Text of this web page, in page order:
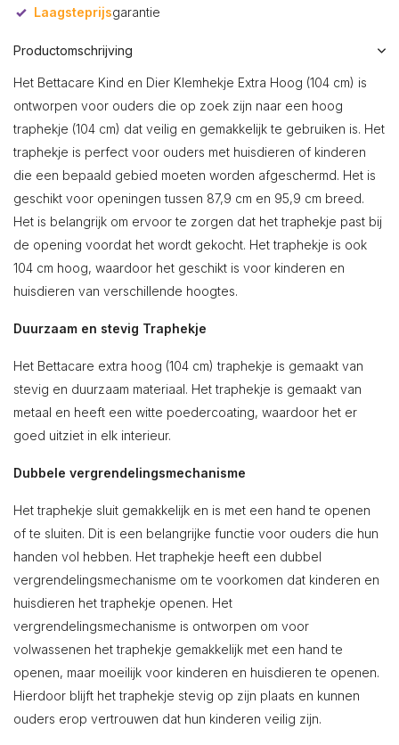
Laagsteprijsgarantie
Productomschrijving
Het Bettacare Kind en Dier Klemhekje Extra Hoog (104 cm) is
ontworpen voor ouders die op zoek zijn naar een hoog
traphekje (104 cm) dat veilig en gemakkelijk te gebruiken is. Het
traphekje is perfect voor ouders met huisdieren of kinderen
die een bepaald gebied moeten worden afgeschermd. Het is
geschikt voor openingen tussen 87,9 cm en 95,9 cm breed.
Het is belangrijk om ervoor te zorgen dat het traphekje past bij
de opening voordat het wordt gekocht. Het traphekje is ook
104 cm hoog, waardoor het geschikt is voor kinderen en
huisdieren van verschillende hoogtes.
Duurzaam en stevig Traphekje
Het Bettacare extra hoog (104 cm) traphekje is gemaakt van
stevig en duurzaam materiaal. Het traphekje is gemaakt van
metaal en heeft een witte poedercoating, waardoor het er
goed uitziet in elk interieur.
Dubbele vergrendelingsmechanisme
Het traphekje sluit gemakkelijk en is met een hand te openen
of te sluiten. Dit is een belangrijke functie voor ouders die hun
handen vol hebben. Het traphekje heeft een dubbel
vergrendelingsmechanisme om te voorkomen dat kinderen en
huisdieren het traphekje openen. Het
vergrendelingsmechanisme is ontworpen om voor
volwassenen het traphekje gemakkelijk met een hand te
openen, maar moeilijk voor kinderen en huisdieren te openen.
Hierdoor blijft het traphekje stevig op zijn plaats en kunnen
ouders erop vertrouwen dat hun kinderen veilig zijn.